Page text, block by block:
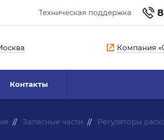
Техническая поддержка
Компания
Контакты
Запасные части Регуляторы